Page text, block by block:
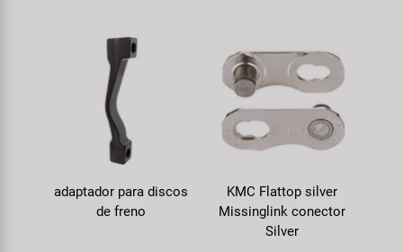
adaptador para discos
de freno
KMC Flattop silver
Missinglink conector
Silver